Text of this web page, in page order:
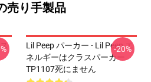
売り手製品
Lil Peep パーカー - Lil Peep エ
ネルギーはクラスパーカー
TP1107死にません
-20%